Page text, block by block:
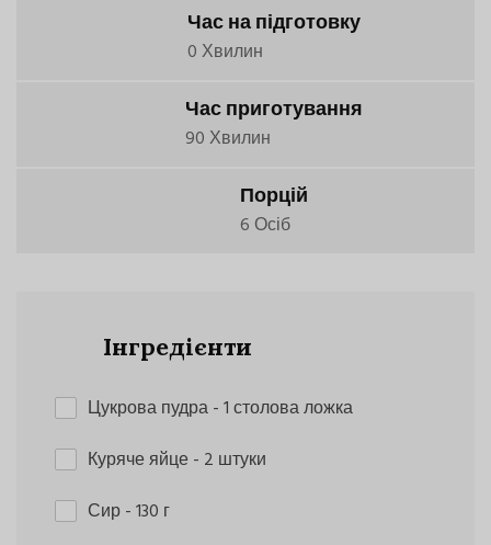
Час на підготовку
0 Хвилин
Час приготування
90 Хвилин
Порцій
6 Осіб
Інгредієнти
Цукрова пудра- 1 столова ложка
Куряче яйце- 2 штуки
Сир- 130 г